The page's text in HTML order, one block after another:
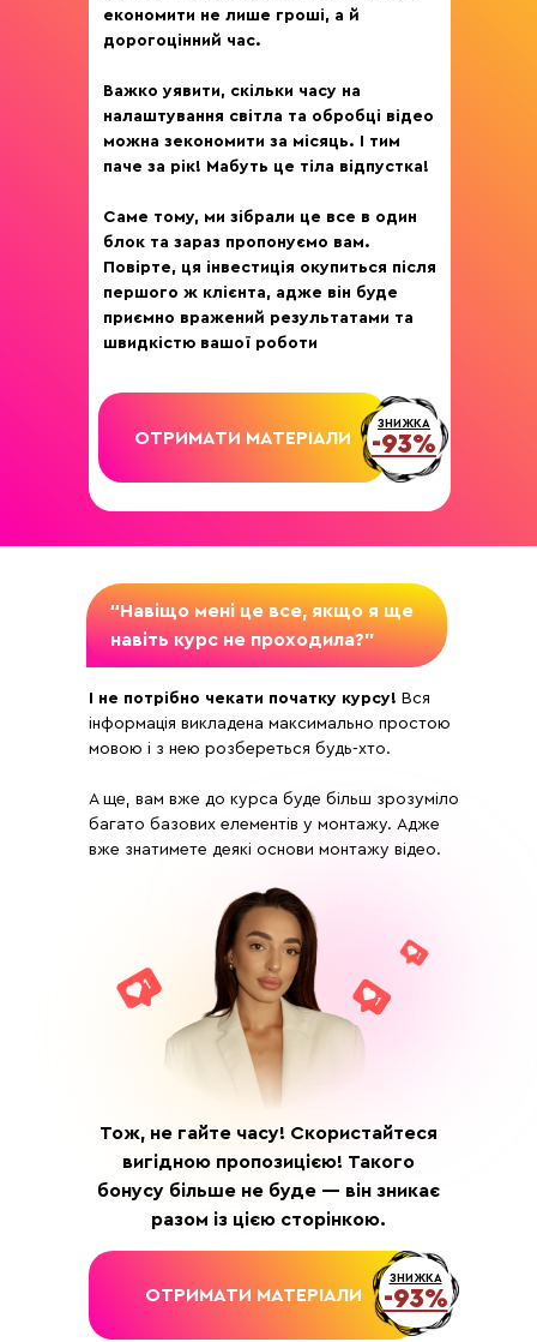
економити не лише гроші, а й
дорогоцінний час.
Важко уявити, скільки часу на
налаштування світла та обробці відео
можна зекономити за місяць. І тим
паче за рік! Мабуть це тіла відпустка!
Саме тому, ми зібрали це все в один
блок та зараз пропонуємо вам.
Повірте, ця інвестиція окупиться після
першого ж клієнта, адже він буде
приємно вражений результатами та
швидкістю вашої роботи
ОТРИМАТИ МАТЕРІАЛИ
ЗНИЖКА
-93%
“Навіщо мені це все, якщо я ще
навіть курс не проходила?”
І не потрібно чекати початку курсу! Вся
інформація викладена максимально простою
мовою і з нею розбереться будь-хто.
А ще, вам вже до курса буде більш зрозуміло
багато базових елементів у монтажу. Адже
вже знатимете деякі основи монтажу відео.
Тож, не гайте часу! Скористайтеся
вигідною пропозицією! Такого
бонусу більше не буде — він зникає
разом із цією сторінкою.
ОТРИМАТИ МАТЕРІАЛИ
ЗНИЖКА
-93%
DEVO SOLUTIONS Inc
#4624
CLAYMONT, DE 19703